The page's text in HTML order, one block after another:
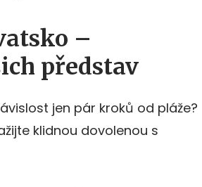
–
představ
jen pár kroků od pláže?
klidnou dovolenou s